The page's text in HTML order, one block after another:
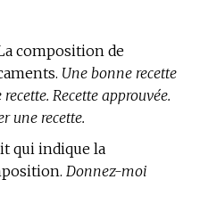
composition de
Une bonne recette
Recette approuvée.
une recette.
qui indique la
Donnez-moi